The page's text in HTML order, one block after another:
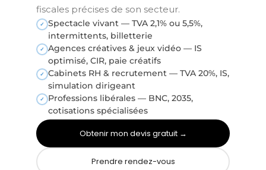
fiscales précises de son secteur.
✓
Spectacle vivant — TVA 2,1% ou 5,5%,
intermittents, billetterie
✓
Agences créatives & jeux vidéo — IS
optimisé, CIR, paie créatifs
✓
Cabinets RH & recrutement — TVA 20%, IS,
simulation dirigeant
✓
Professions libérales — BNC, 2035,
cotisations spécialisées
Obtenir mon devis gratuit →
Prendre rendez-vous